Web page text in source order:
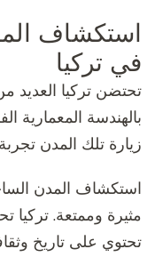
استكشاف
في تركيا
تحتضن تركيا العديد
بالهندسة المعمارية
زيارة تلك المدن
استكشاف المدن
مثيرة وممتعة. تركيا
تحتوي على تاريخ